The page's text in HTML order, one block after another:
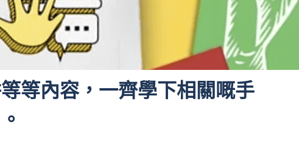
等內容，一齊學下相關嘅手